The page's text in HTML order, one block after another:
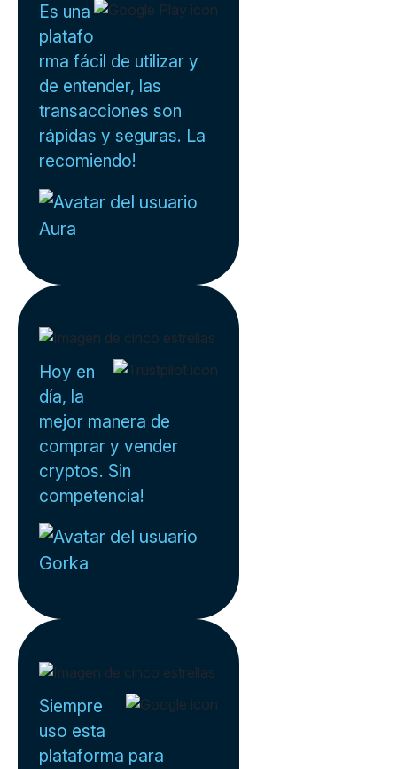
Es una
platafo
rma fácil de utilizar y
de entender, las
transacciones son
rápidas y seguras. La
recomiendo!
Aura
Hoy en
día, la
mejor manera de
comprar y vender
cryptos. Sin
competencia!
Gorka
Siempre
uso esta
plataforma para